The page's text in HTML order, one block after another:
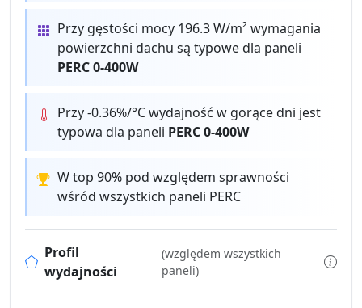
Przy gęstości mocy 196.3 W/m² wymagania
powierzchni dachu są typowe dla paneli
PERC 0-400W
Przy -0.36%/°C wydajność w gorące dni jest
typowa dla paneli PERC 0-400W
W top 90% pod względem sprawności
wśród wszystkich paneli PERC
Profil
wydajności
(względem wszystkich
paneli)